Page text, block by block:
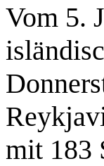
Vom 5.
mit 183